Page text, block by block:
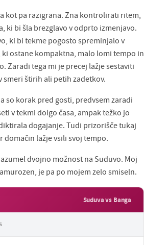
kot pa razigrana. Zna kontrolirati ritem,
ki bi šla brezglavo v odprto izmenjavo.
ki bi tekme pogosto spreminjalo v
ostane kompaktna, malo lomi tempo in
Zaradi tega mi je precej lažje sestaviti
smeri štirih ali petih zadetkov.
so korak pred gosti, predvsem zaradi
v tekmi dolgo časa, ampak težko jo
dogajanje. Tudi prizorišče tukaj
domačin lažje vsili svoj tempo.
dvojno možnost na Suduvo. Moj
je pa po mojem zelo smiseln.
Suduva vs Banga